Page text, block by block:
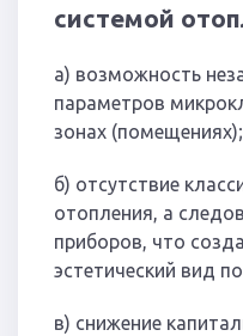
системой
а) возможность
параметров
зонах (помещениях);
б) отсутствие
отопления, а
приборов, что
эстетический вид
в) снижение